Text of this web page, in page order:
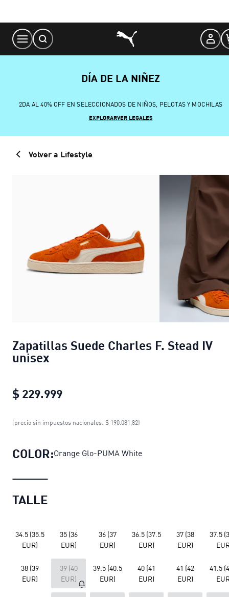
Content
DÍA DE LA NIÑEZ
2DA AL 40% OFF EN SELECCIONADOS DE NIÑOS, PELOTAS Y MOCHILAS
EXPLORARVER LEGALES
Volver a Lifestyle
Zapatillas Suede Charles F. Stead IV
unisex
$ 229.999
Zapatillas Suede Charles F. Stead
(precio sin impuestos nacionales: $ 190.081,82)
COLOR:Orange Glo-PUMA White
TALLE
34.5 (35.5
EUR)
35 (36
EUR)
36 (37
EUR)
36.5 (37.5
EUR)
37 (38
EUR)
37.5
38 (39
EUR)
39 (40
EUR)
39.5 (40.5
EUR)
40 (41
EUR)
41 (42
EUR)
41.5